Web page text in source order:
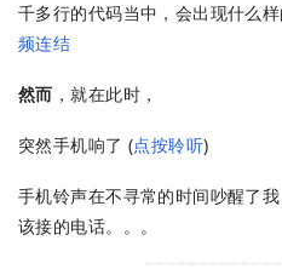
千多行的代码当中，会出现什么
频连结
然而 ，就在此时，
突然手机响了 (点按聆听)
手机铃声在不寻常的时间吵醒了
该接的电话。。。